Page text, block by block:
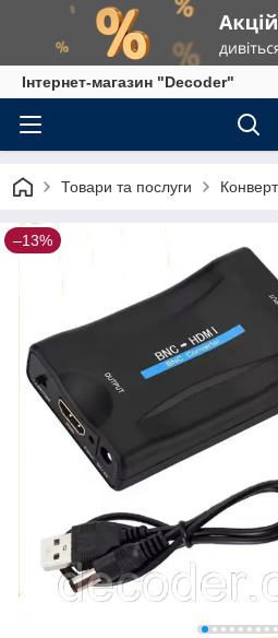
Інтернет-магазин "Decoder"
Товари та послуги
–13%